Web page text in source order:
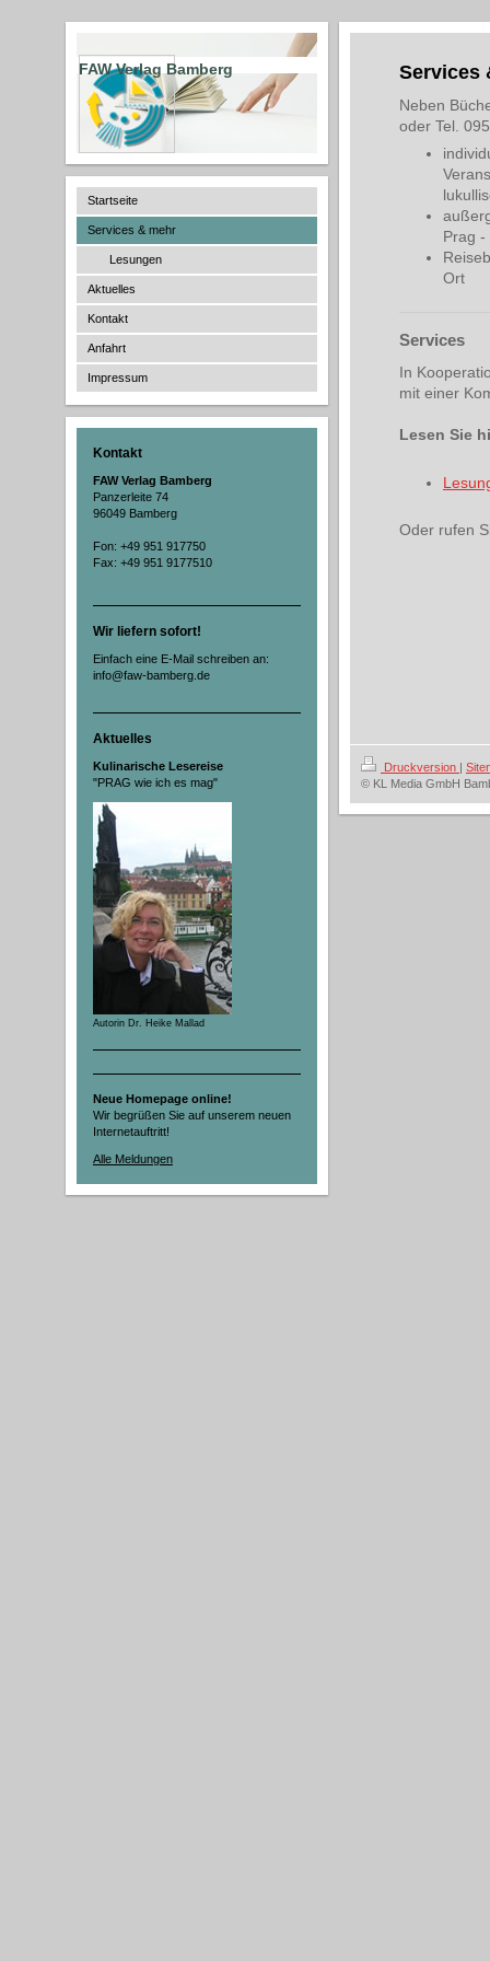
FAW Verlag Bamberg
Startseite
Services & mehr
Lesungen
Aktuelles
Kontakt
Anfahrt
Impressum
Kontakt
FAW Verlag Bamberg
Panzerleite 74
96049 Bamberg
Fon: +49 951 917750
Fax: +49 951 9177510
Wir liefern sofort!
Einfach eine E-Mail schreiben an:
info@faw-bamberg.de
Aktuelles
Kulinarische Lesereise
"PRAG wie ich es mag"
Autorin Dr. Heike Mallad
Neue Homepage online!
Wir begrüßen Sie auf unserem neuen
Internetauftritt!
Alle Meldungen
Services
Neben
oder Tel.
Prag -
Ort
Services
In
mit einer
Lesen Sie
Oder rufen
Druckversion |
© KL Media GmbH